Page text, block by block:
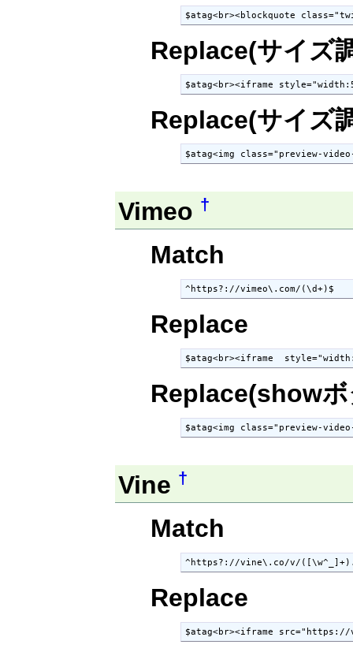
$atag<br><blockquote
Replace(サイズ
$atag<br><iframe
Replace(サイズ
$atag<img class="preview-
Vimeo †
Match
^https?://vimeo\.com/(\d+)$
Replace
$atag<br><iframe
Replace(show
$atag<img class="preview-
Vine †
Match
^https?://vine\.co/v/
Replace
$atag<br><iframe